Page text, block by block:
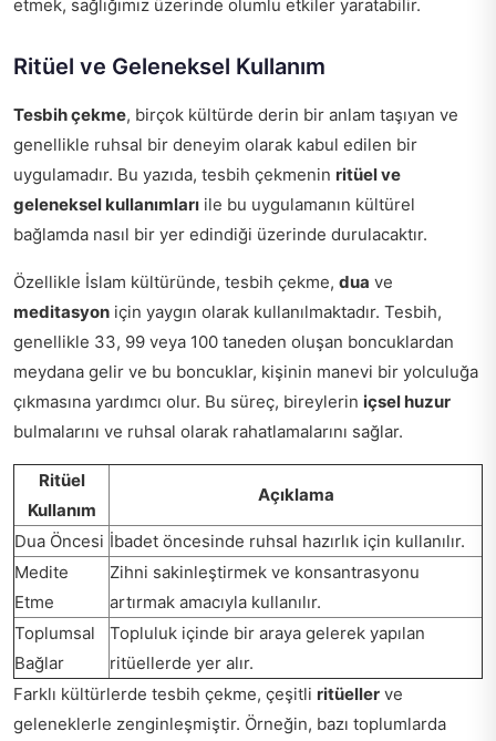
etmek, sağlığımız üzerinde olumlu etkiler yaratabilir.
Ritüel ve Geleneksel Kullanım
Tesbih çekme, birçok kültürde derin bir anlam taşıyan ve
genellikle ruhsal bir deneyim olarak kabul edilen bir
uygulamadır. Bu yazıda, tesbih çekmenin ritüel ve
geleneksel kullanımları ile bu uygulamanın kültürel
bağlamda nasıl bir yer edindiği üzerinde durulacaktır.
Özellikle İslam kültüründe, tesbih çekme, dua ve
meditasyon için yaygın olarak kullanılmaktadır. Tesbih,
genellikle 33, 99 veya 100 taneden oluşan boncuklardan
meydana gelir ve bu boncuklar, kişinin manevi bir yolculuğa
çıkmasına yardımcı olur. Bu süreç, bireylerin içsel huzur
bulmalarını ve ruhsal olarak rahatlamalarını sağlar.
Ritüel
Kullanım
Açıklama
Dua Öncesi İbadet öncesinde ruhsal hazırlık için kullanılır.
Medite
Etme
Zihni sakinleştirmek ve konsantrasyonu
artırmak amacıyla kullanılır.
Toplumsal
Bağlar
Topluluk içinde bir araya gelerek yapılan
ritüellerde yer alır.
Farklı kültürlerde tesbih çekme, çeşitli ritüeller ve
geleneklerle zenginleşmiştir. Örneğin, bazı toplumlarda